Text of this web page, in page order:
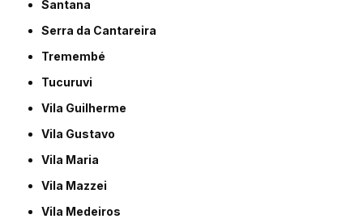
Santana
Serra da Cantareira
Tremembé
Tucuruvi
Vila Guilherme
Vila Gustavo
Vila Maria
Vila Mazzei
Vila Medeiros